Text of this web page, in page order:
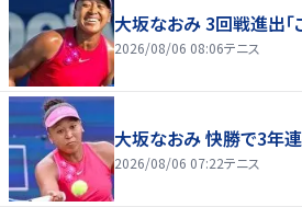
大坂なおみ 3回戦進出「
2026/08/06 08:06テニス
大坂なおみ 快勝で3年
2026/08/06 07:22テニス